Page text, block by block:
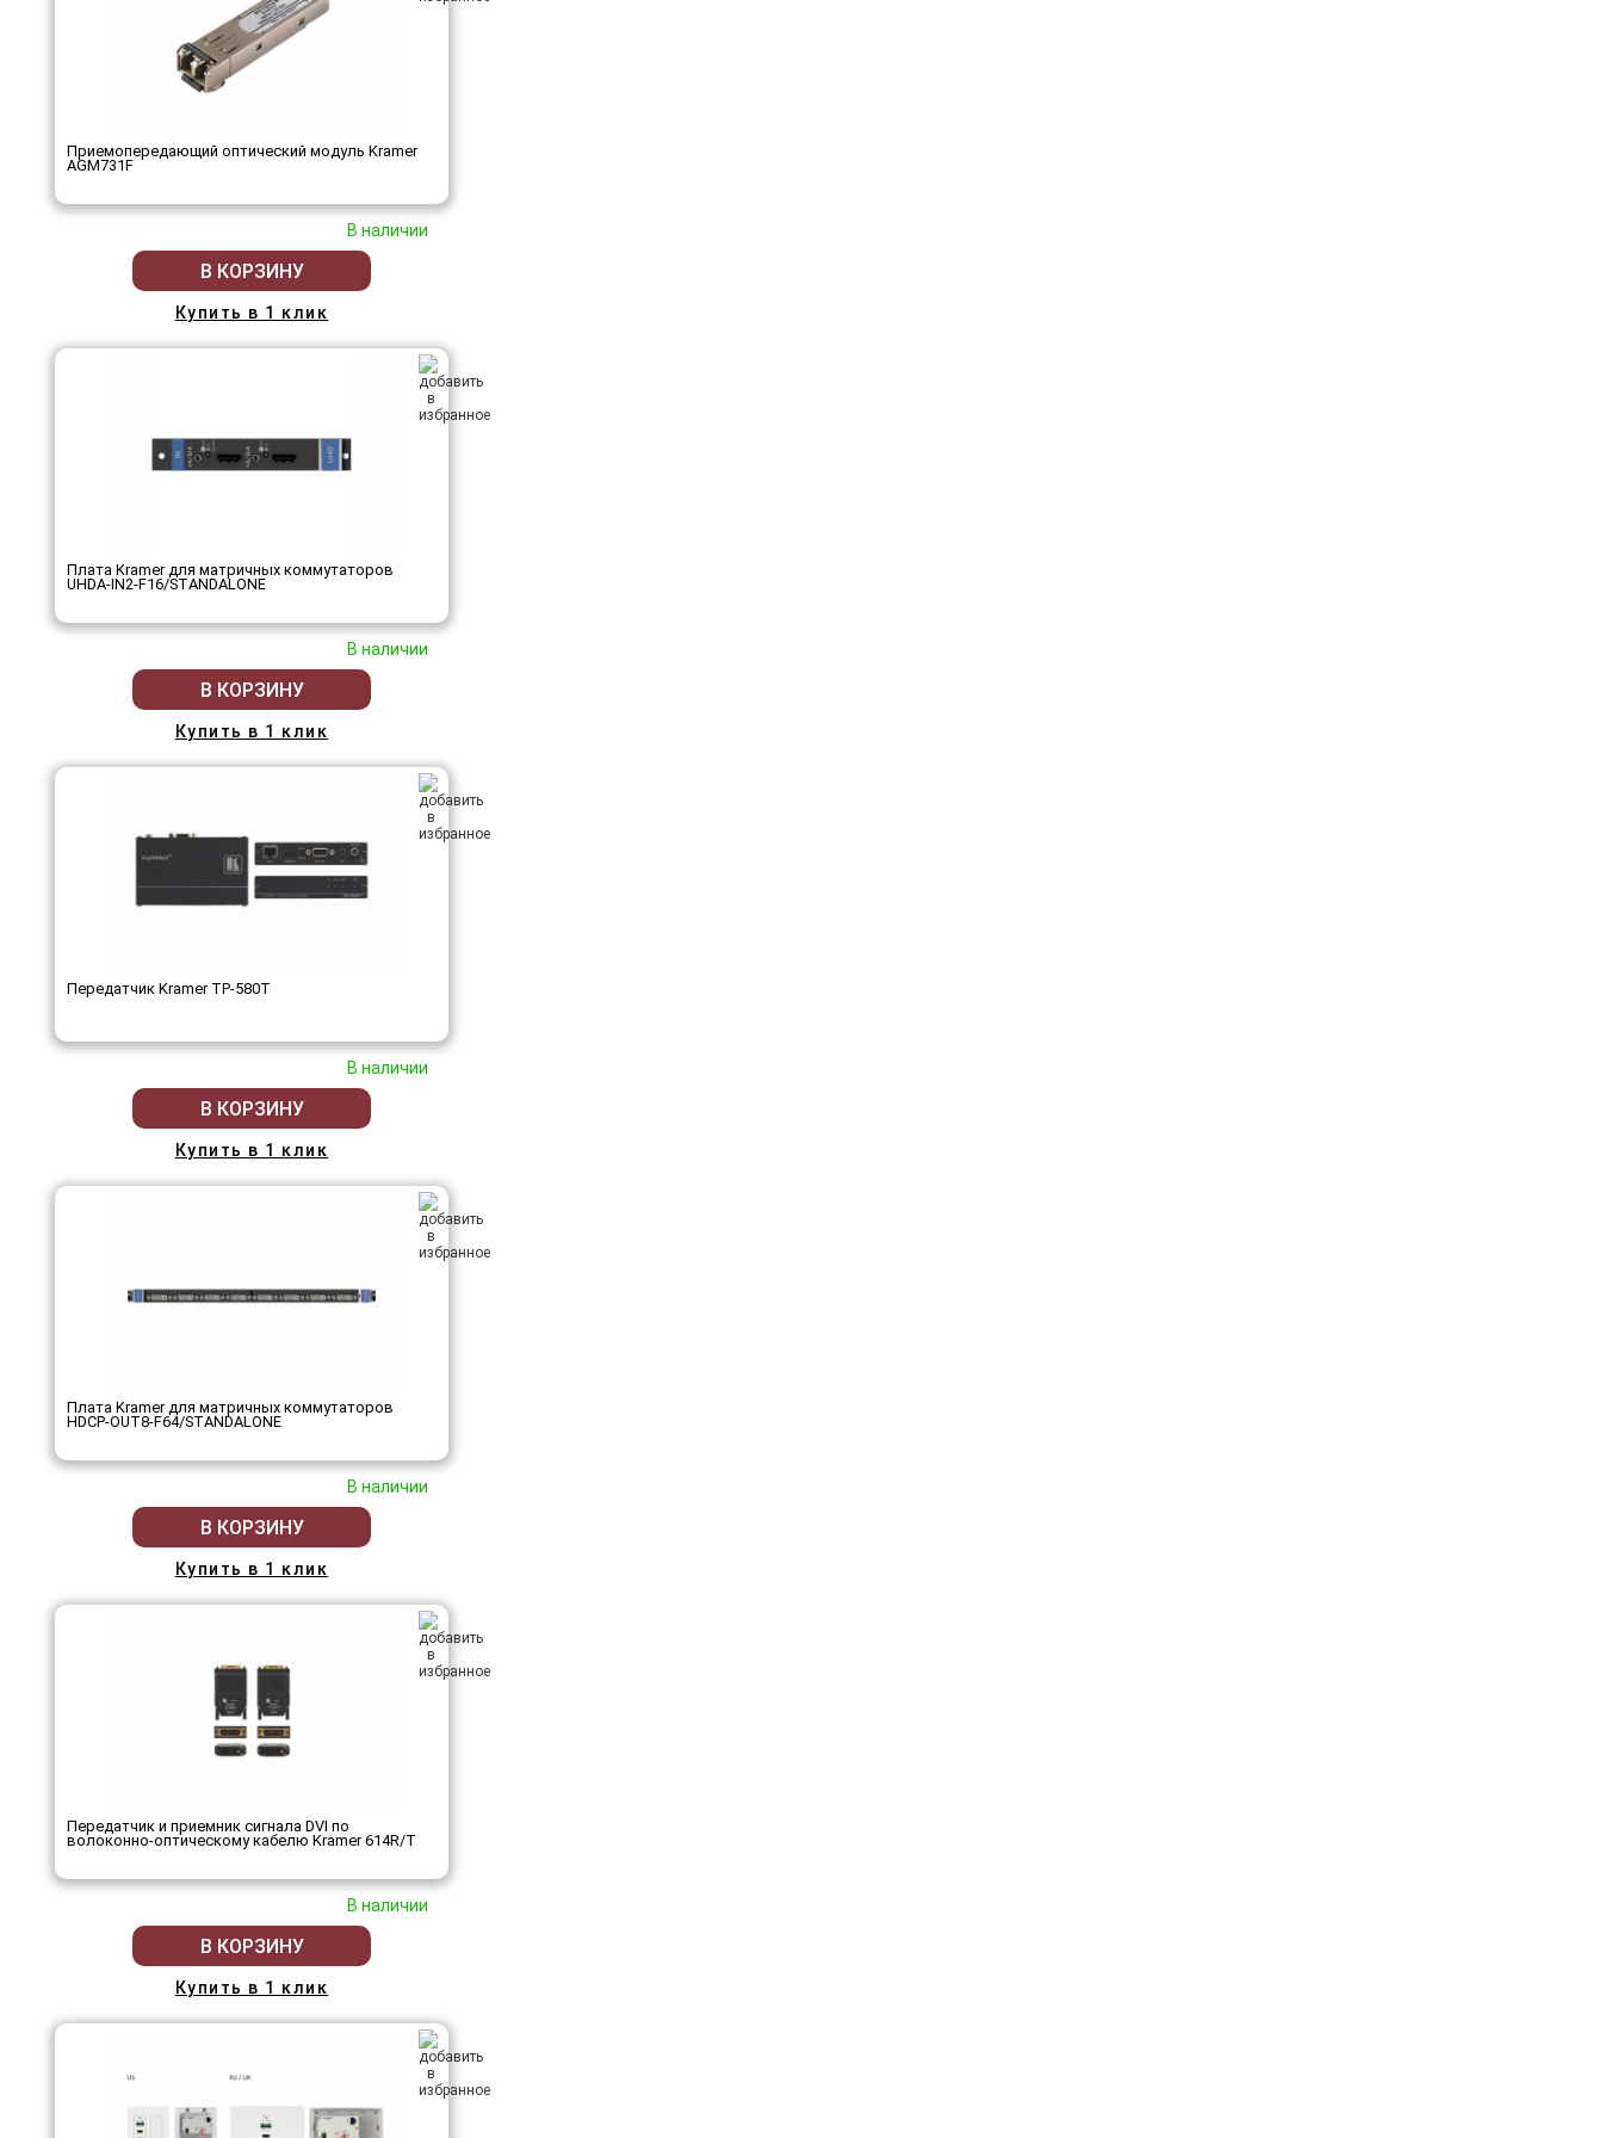
Приемопередающий оптический модуль Kramer
AGM731F
В наличии
В КОРЗИНУ
Купить в 1 клик
Плата Kramer для матричных коммутаторов
UHDA-IN2-F16/STANDALONE
В наличии
В КОРЗИНУ
Купить в 1 клик
Передатчик Kramer TP-580T
В наличии
В КОРЗИНУ
Купить в 1 клик
Плата Kramer для матричных коммутаторов
HDCP-OUT8-F64/STANDALONE
В наличии
В КОРЗИНУ
Купить в 1 клик
Передатчик и приемник сигнала DVI по
волоконно-оптическому кабелю Kramer 614R/T
В наличии
В КОРЗИНУ
Купить в 1 клик